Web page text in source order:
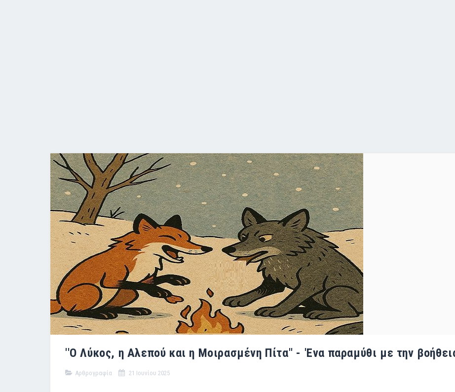
''Ο Λύκος, η Αλεπού και η Μοιρασμένη Πίτα'' - 'Ενα παραμύθι με την
Αρθρογραφία 21 Ιουνίου 2025